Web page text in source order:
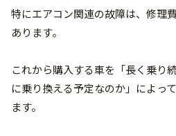
特にエアコン関連の故障は、修理
あります。
これから購入する車を「長く乗り
に乗り換える予定なのか」によっ
ます。